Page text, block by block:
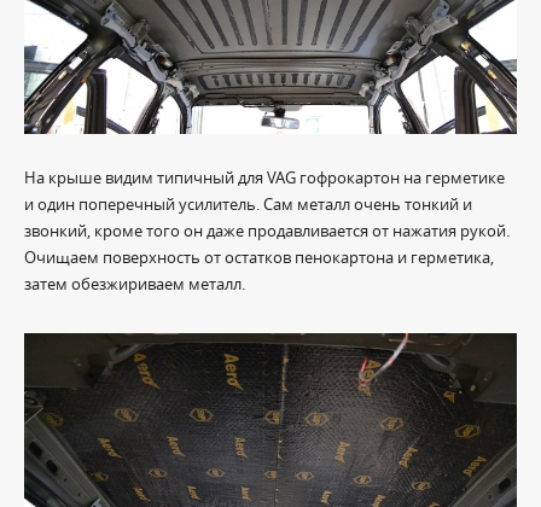
На крыше видим типичный для VAG гофрокартон на герметике
и один поперечный усилитель. Сам металл очень тонкий и
звонкий, кроме того он даже продавливается от нажатия рукой.
Очищаем поверхность от остатков пенокартона и герметика,
затем обезжириваем металл.